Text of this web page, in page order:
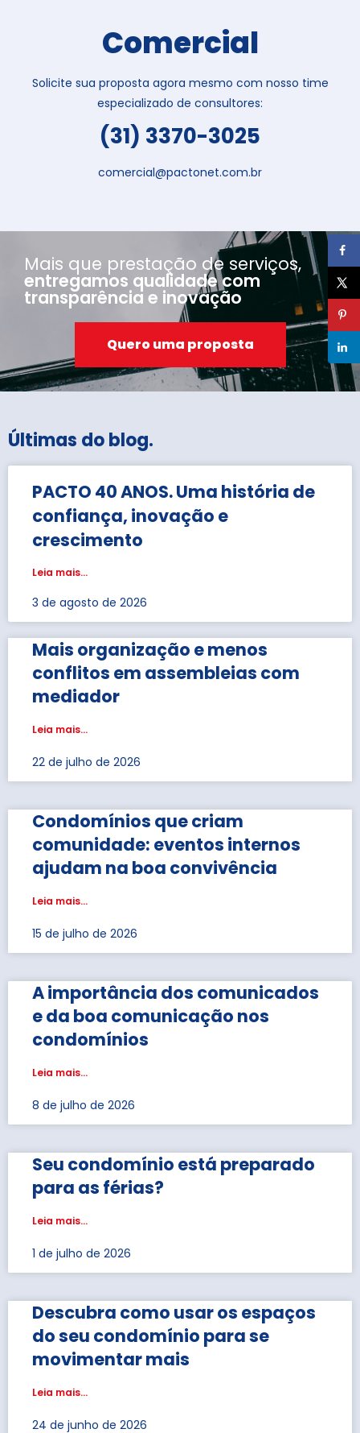
Comercial
Solicite sua proposta agora mesmo com nosso time
especializado de consultores:
(31) 3370-3025
comercial@pactonet.com.br
Mais que prestação de serviços,
entregamos qualidade com
transparência e inovação
Quero uma proposta
Últimas do blog.
PACTO 40 ANOS. Uma história de
confiança, inovação e
crescimento
Leia mais...
3 de agosto de 2026
Mais organização e menos
conflitos em assembleias com
mediador
Leia mais...
22 de julho de 2026
Condomínios que criam
comunidade: eventos internos
ajudam na boa convivência
Leia mais...
15 de julho de 2026
A importância dos comunicados
e da boa comunicação nos
condomínios
Leia mais...
8 de julho de 2026
Seu condomínio está preparado
para as férias?
Leia mais...
1 de julho de 2026
Descubra como usar os espaços
do seu condomínio para se
movimentar mais
Leia mais...
24 de junho de 2026